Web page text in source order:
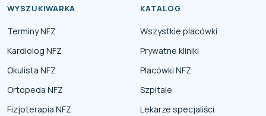
WYSZUKIWARKA
Terminy NFZ
Kardiolog NFZ
Okulista NFZ
Ortopeda NFZ
Fizjoterapia NFZ
KATALOG
Wszystkie placówki
Prywatne kliniki
Placówki NFZ
Szpitale
Lekarze specjaliści